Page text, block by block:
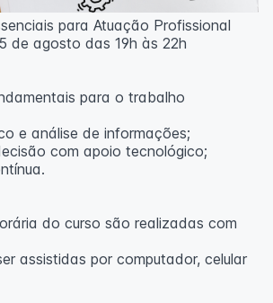
para Atuação Profissional
de agosto das 19h às 22h
para o trabalho
e análise de informações;
com apoio tecnológico;
do curso são realizadas com
assistidas por computador, celular